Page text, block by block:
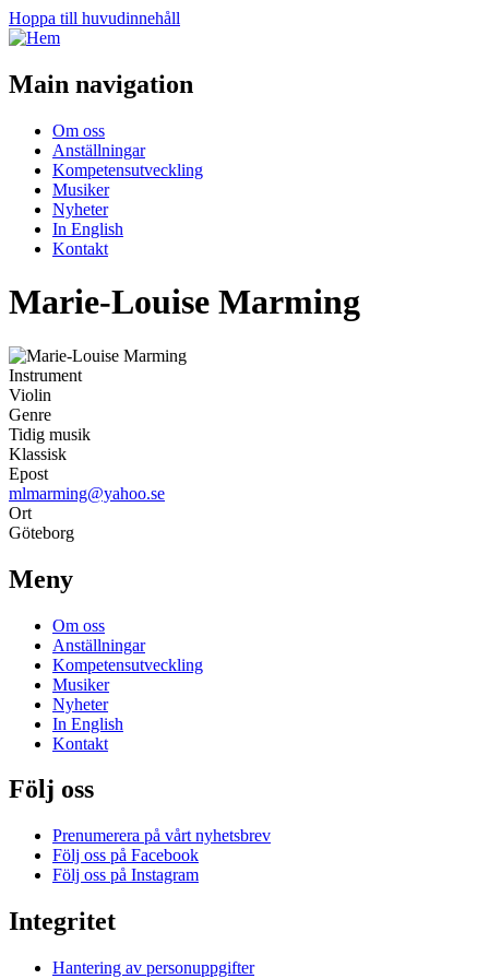
Hoppa till huvudinnehåll
Main navigation
Om oss
Anställningar
Kompetensutveckling
Musiker
Nyheter
In English
Kontakt
Marie-Louise Marming
Instrument
Violin
Genre
Tidig musik
Klassisk
Epost
mlmarming@yahoo.se
Ort
Göteborg
Meny
Om oss
Anställningar
Kompetensutveckling
Musiker
Nyheter
In English
Kontakt
Följ oss
Prenumerera på vårt nyhetsbrev
Följ oss på Facebook
Följ oss på Instagram
Integritet
Hantering av personuppgifter